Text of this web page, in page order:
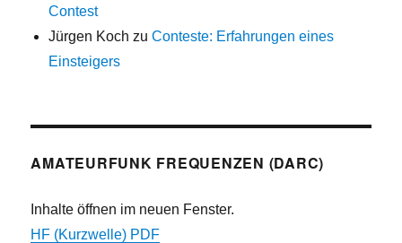
Contest
Jürgen Koch zuConteste: Erfahrungen eines
Einsteigers
AMATEURFUNK FREQUENZEN (DARC)
Inhalte öffnen im neuen Fenster.
HF (Kurzwelle) PDF